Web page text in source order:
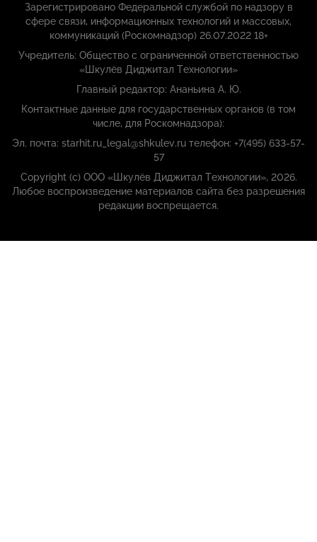
Зарегистрировано Федеральной службой по надзору в
сфере связи, информационных технологий и массовых,
коммуникаций (Роскомнадзор) 26.07.2022 18+
Учредитель: Общество с ограниченной ответственностью
«Шкулёв Диджитал Технологии»
Главный редактор: Ананьина А. Ю.
Контактные данные для государственных органов (в том
числе, для Роскомнадзора):
Эл. почта: starhit.ru_legal@shkulev.ru телефон: +7(495) 633-57-
57
Copyright (с) ООО «Шкулёв Диджитал Технологии», 2026.
Любое воспроизведение материалов сайта без разрешения
редакции воспрещается.